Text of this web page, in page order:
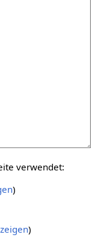
verwendet:
)
)